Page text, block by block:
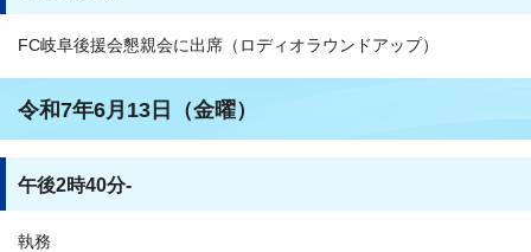
FC岐阜後援会懇親会に出席（ロディオラウンドアップ）
令和7年6月13日（金曜）
午後2時40分-
執務